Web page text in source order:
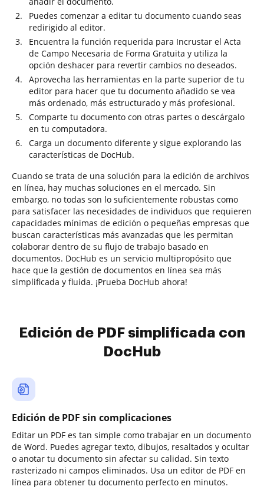
Puedes comenzar a editar tu documento cuando seas
redirigido al editor.
Encuentra la función requerida para Incrustar el Acta
de Campo Necesaria de Forma Gratuita y utiliza la
opción deshacer para revertir cambios no deseados.
Aprovecha las herramientas en la parte superior de tu
editor para hacer que tu documento añadido se vea
más ordenado, más estructurado y más profesional.
Comparte tu documento con otras partes o descárgalo
en tu computadora.
Carga un documento diferente y sigue explorando las
características de DocHub.
Cuando se trata de una solución para la edición de archivos
en línea, hay muchas soluciones en el mercado. Sin
embargo, no todas son lo suficientemente robustas como
para satisfacer las necesidades de individuos que requieren
capacidades mínimas de edición o pequeñas empresas que
buscan características más avanzadas que les permitan
colaborar dentro de su flujo de trabajo basado en
documentos. DocHub es un servicio multipropósito que
hace que la gestión de documentos en línea sea más
simplificada y fluida. ¡Prueba DocHub ahora!
Edición de PDF simplificada con
DocHub
Edición de PDF sin complicaciones
Editar un PDF es tan simple como trabajar en un documento
de Word. Puedes agregar texto, dibujos, resaltados y ocultar
o anotar tu documento sin afectar su calidad. Sin texto
rasterizado ni campos eliminados. Usa un editor de PDF en
línea para obtener tu documento perfecto en minutos.